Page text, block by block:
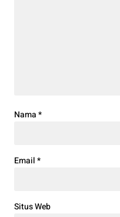
Nama*
Email*
Situs Web